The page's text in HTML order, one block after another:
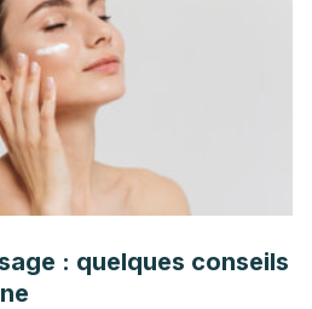
: quelques conseils